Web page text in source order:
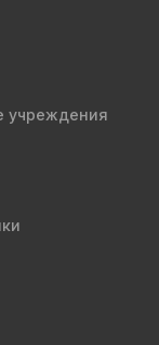
учреждения